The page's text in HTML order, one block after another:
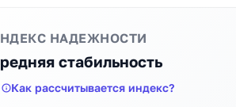
НАДЕЖНОСТИ
стабильность
Как рассчитывается индекс?